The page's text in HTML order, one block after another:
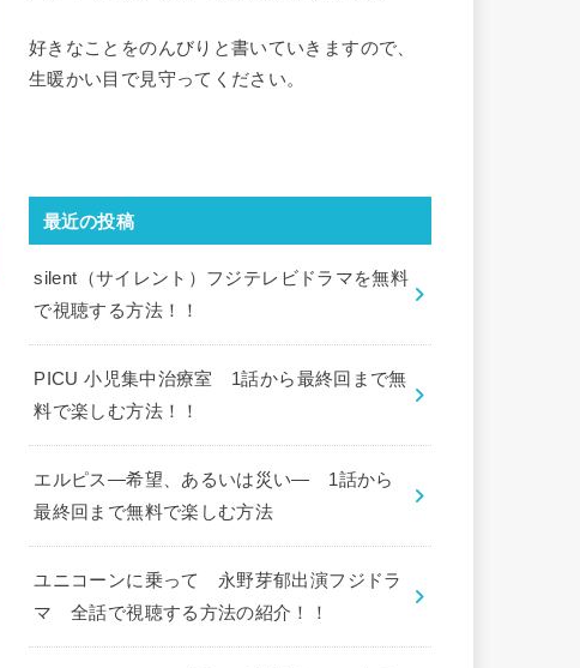
好きなことをのんびりと書いていきますので、
生暖かい目で見守ってください。
最近の投稿
silent（サイレント）フジテレビドラマを無料
で視聴する方法！！
PICU 小児集中治療室 1話から最終回まで無
料で楽しむ方法！！
エルピス―希望、あるいは災い― 1話から
最終回まで無料で楽しむ方法
ユニコーンに乗って 永野芽郁出演フジドラ
マ 全話で視聴する方法の紹介！！